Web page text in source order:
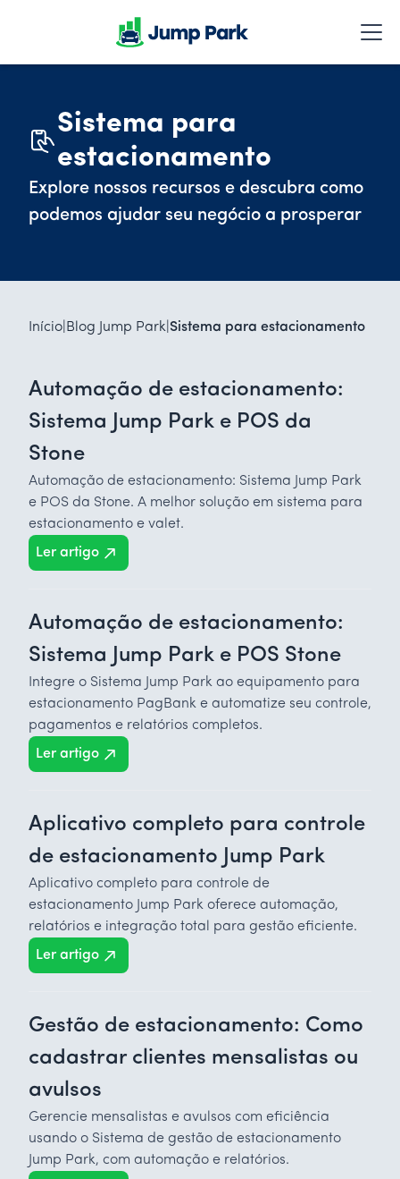
Sistema para
estacionamento
Explore nossos recursos e descubra como
podemos ajudar seu negócio a prosperar
Início Blog Jump Park Sistema para estacionamento
Automação de estacionamento:
Sistema Jump Park e POS da
Stone
Automação de estacionamento: Sistema Jump Park
e POS da Stone. A melhor solução em sistema para
estacionamento e valet.
Ler artigo
Automação de estacionamento:
Sistema Jump Park e POS Stone
Integre o Sistema Jump Park ao equipamento para
estacionamento PagBank e automatize seu controle,
pagamentos e relatórios completos.
Ler artigo
Aplicativo completo para controle
de estacionamento Jump Park
Aplicativo completo para controle de
estacionamento Jump Park oferece automação,
relatórios e integração total para gestão eficiente.
Ler artigo
Gestão de estacionamento: Como
cadastrar clientes mensalistas ou
avulsos
Gerencie mensalistas e avulsos com eficiência
usando o Sistema de gestão de estacionamento
Jump Park, com automação e relatórios.